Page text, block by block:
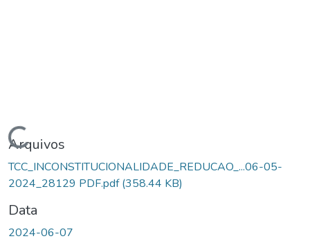
Carregando...
Arquivos
TCC_INCONSTITUCIONALIDADE_REDUCAO_...06-05-
2024_28129 PDF.pdf(358.44 KB)
Data
2024-06-07